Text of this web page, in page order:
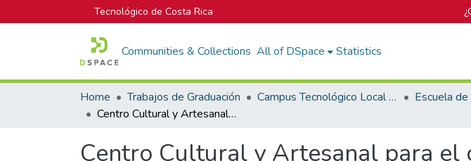
Tecnológico de Costa Rica
Communities & Collections All of DSpace Statistics
Home Trabajos de Graduación Campus Tecnológico Local San José
Centro Cultural y Artesanal para el cantón de Sarchí
Centro Cultural y Artesanal para el